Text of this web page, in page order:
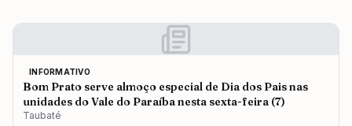
INFORMATIVO
Bom Prato serve almoço especial de Dia dos Pais nas
unidades do Vale do Paraíba nesta sexta-feira (7)
Taubaté